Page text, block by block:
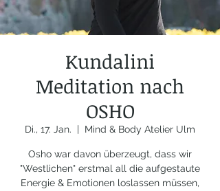
Kundalini
Meditation nach
OSHO
Di., 17. Jan.
  |
Mind & Body Atelier Ulm
Osho war davon überzeugt, dass wir
"Westlichen" erstmal all die aufgestaute
Energie & Emotionen loslassen müssen,